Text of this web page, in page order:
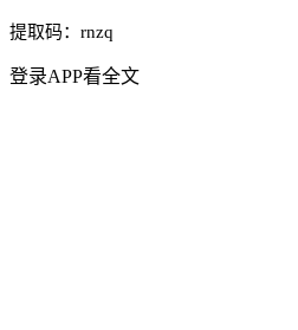
提取码：rnzq
登录APP看全文